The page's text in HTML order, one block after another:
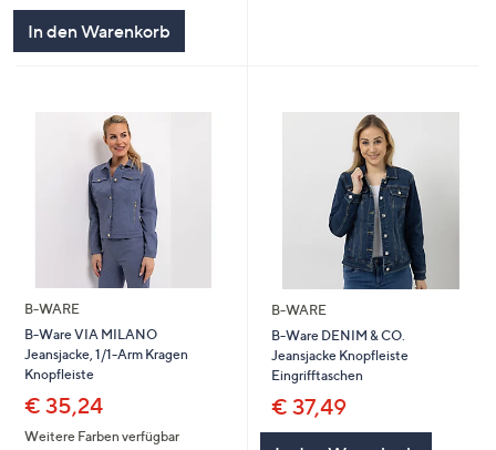
In den Warenkorb
B-WARE
B-Ware VIA MILANO
Jeansjacke, 1/1-Arm Kragen
Knopfleiste
€ 35,24
Weitere Farben verfügbar
B-WARE
B-Ware DENIM & CO.
Jeansjacke Knopfleiste
Eingrifftaschen
€ 37,49